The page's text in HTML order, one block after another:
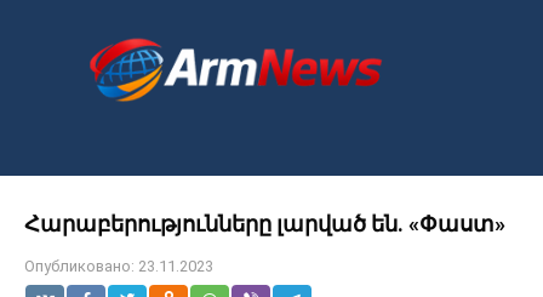
Հարաբերությունները լարված են. «Փաստ»
Опубликовано: 23.11.2023